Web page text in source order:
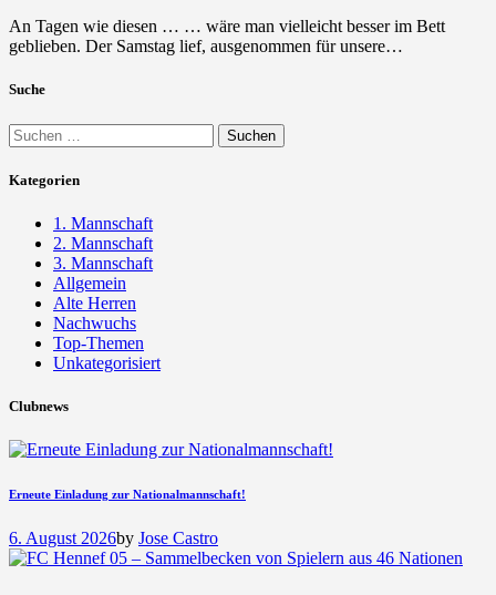
An Tagen wie diesen … … wäre man vielleicht besser im Bett
geblieben. Der Samstag lief, ausgenommen für unsere…
Suche
Suchen
nach:
Kategorien
1. Mannschaft
2. Mannschaft
3. Mannschaft
Allgemein
Alte Herren
Nachwuchs
Top-Themen
Unkategorisiert
Clubnews
Erneute Einladung zur Nationalmannschaft!
6. August 2026by Jose Castro